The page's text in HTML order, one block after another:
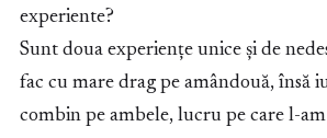
experiente?
Sunt doua experiențe unice și de
fac cu mare drag pe amândouă, însă
combin pe ambele, lucru pe care l-